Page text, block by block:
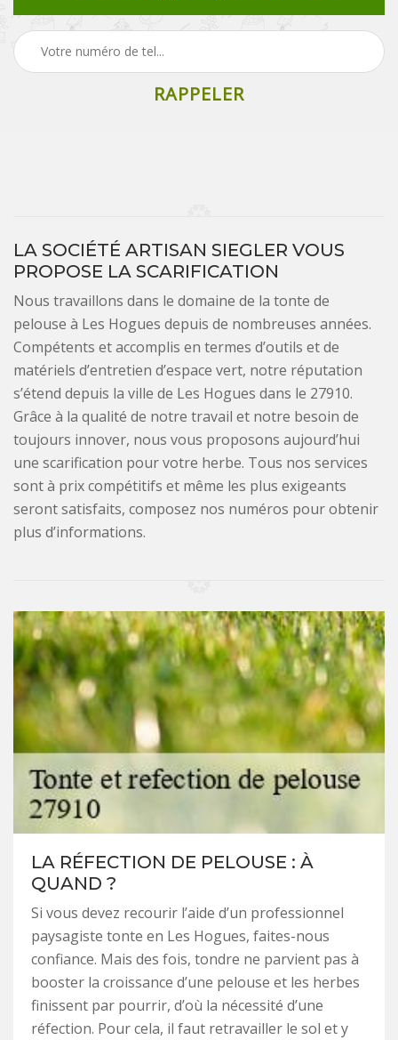
LA SOCIÉTÉ ARTISAN SIEGLER VOUS
PROPOSE LA SCARIFICATION
Nous travaillons dans le domaine de la tonte de
pelouse à Les Hogues depuis de nombreuses années.
Compétents et accomplis en termes d’outils et de
matériels d’entretien d’espace vert, notre réputation
s’étend depuis la ville de Les Hogues dans le 27910.
Grâce à la qualité de notre travail et notre besoin de
toujours innover, nous vous proposons aujourd’hui
une scarification pour votre herbe. Tous nos services
sont à prix compétitifs et même les plus exigeants
seront satisfaits, composez nos numéros pour obtenir
plus d’informations.
LA RÉFECTION DE PELOUSE : À
QUAND ?
Si vous devez recourir l’aide d’un professionnel
paysagiste tonte en Les Hogues, faites-nous
confiance. Mais des fois, tondre ne parvient pas à
booster la croissance d’une pelouse et les herbes
finissent par pourrir, d’où la nécessité d’une
réfection. Pour cela, il faut retravailler le sol et y